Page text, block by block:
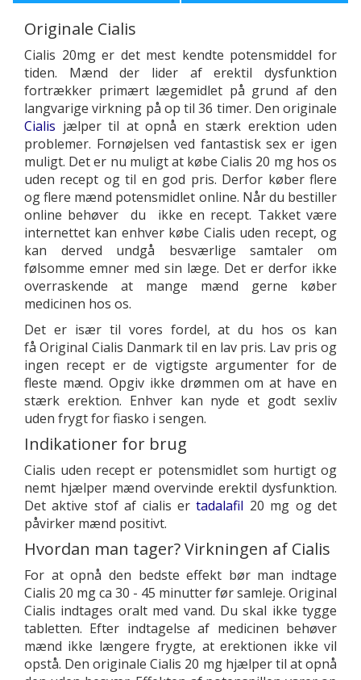
Originale Cialis
Cialis 20mg er det mest kendte potensmiddel for
tiden. Mænd der lider af erektil dysfunktion
fortrækker primært lægemidlet på grund af den
langvarige virkning på op til 36 timer. Den originale
Cialis jælper til at opnå en stærk erektion uden
problemer. Fornøjelsen ved fantastisk sex er igen
muligt. Det er nu muligt at købe Cialis 20 mg hos os
uden recept og til en god pris. Derfor køber flere
og flere mænd potensmidlet online. Når du bestiller
online behøver du ikke en recept. Takket være
internettet kan enhver købe Cialis uden recept, og
kan derved undgå besværlige samtaler om
følsomme emner med sin læge. Det er derfor ikke
overraskende at mange mænd gerne køber
medicinen hos os.
Det er især til vores fordel, at du hos os kan
få Original Cialis Danmark til en lav pris. Lav pris og
ingen recept er de vigtigste argumenter for de
fleste mænd. Opgiv ikke drømmen om at have en
stærk erektion. Enhver kan nyde et godt sexliv
uden frygt for fiasko i sengen.
Indikationer for brug
Cialis uden recept er potensmidlet som hurtigt og
nemt hjælper mænd overvinde erektil dysfunktion.
Det aktive stof af cialis ertadalafil 20 mg og det
påvirker mænd positivt.
Hvordan man tager? Virkningen af Cialis
For at opnå den bedste effekt bør man indtage
Cialis 20 mg ca 30 - 45 minutter før samleje. Original
Cialis indtages oralt med vand. Du skal ikke tygge
tabletten. Efter indtagelse af medicinen behøver
mænd ikke længere frygte, at erektionen ikke vil
opstå. Den originale Cialis 20 mg hjælper til at opnå